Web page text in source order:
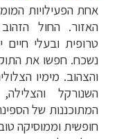
אחת הפעילויות
האזור. החול
טרופית ובעלי
נשכח. חפשו את
והצהוב. מימיו
השנורקל
המתוכננות של
חופשית וממוסיקה